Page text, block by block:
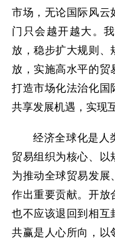
市场，无论国际风云
门只会越开越大。
放，稳步扩大规则、
放，实施高水平的贸
打造市场化法治化国
共享发展机遇，实现
经济全球化是人
贸易组织为核心、以
为推动全球贸易发展
作出重要贡献。开放
也不应该退回到相互
共赢是人心所向，以